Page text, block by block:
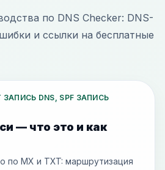
по DNS Checker: DNS-
и ссылки на бесплатные
ЗАПИСЬ DNS, SPF ЗАПИСЬ
— что это и как
по MX и TXT: маршрутизация